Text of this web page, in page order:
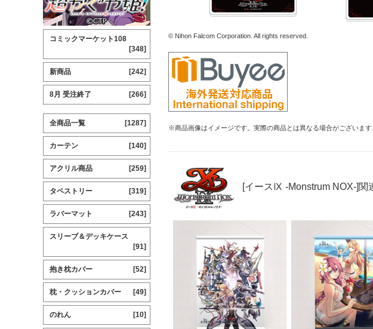
© Nihon Falcom Corporation. All rights reserved.
※商品画像はイメージです。実際の商品とは異なる場合がございます
[イースⅨ -Monstrum NOX-]関
コミックマーケット108
[348]
新商品 [242]
8月 受注終了 [266]
全商品一覧 [1287]
カーテン [140]
アクリル商品 [259]
タペストリー [319]
ラバーマット [243]
スリーブ＆デッキケース
[91]
抱き枕カバー [52]
枕・クッションカバー [49]
のれん [10]